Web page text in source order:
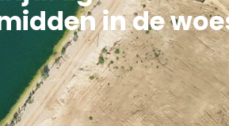
in de